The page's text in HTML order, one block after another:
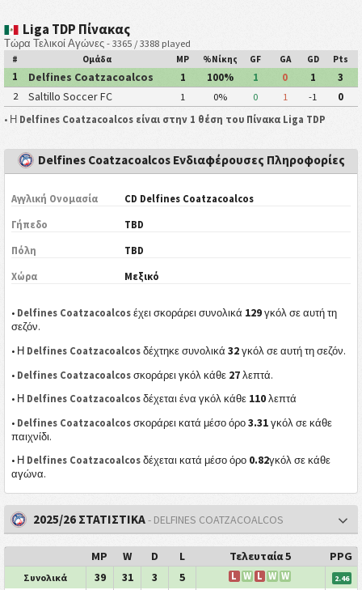
Liga TDP Πίνακας
Τώρα Τελικοί Αγώνες - 3365 / 3388 played
# Ομάδα MP %Νίκης GF GA GD Pts
1 Delfines Coatzacoalcos 1 100% 1 0 1
3
2
Saltillo Soccer FC 1 0% 0 1 -1
0
• Η Delfines Coatzacoalcos είναι στην 1 θέση του Πίνακα Liga TDP
Delfines Coatzacoalcos Ενδιαφέρουσες Πληροφορίες
Αγγλική Ονομασία CD Delfines Coatzacoalcos
Γήπεδο TBD
Πόλη TBD
Χώρα Μεξικό
• Delfines Coatzacoalcos έχει σκοράρει συνολικά 129 γκόλ σε αυτή τη
σεζόν.
• Η Delfines Coatzacoalcos δέχτηκε συνολικά32 γκόλ σε αυτή τη σεζόν.
• Delfines Coatzacoalcos σκοράρει γκόλ κάθε 27 λεπτά.
• Η Delfines Coatzacoalcos δέχεται ένα γκόλ κάθε 110 λεπτά
• Delfines Coatzacoalcos σκοράρει κατά μέσο όρο3.31 γκόλ σε κάθε
παιχνίδι.
• Η Delfines Coatzacoalcos δέχεται κατά μέσο όρο 0.82γκόλ σε κάθε
αγώνα.
2025/26 ΣΤΑΤΙΣΤΙΚΑ- DELFINES COATZACOALCOS
MP W D L Τελευταία 5 PPG
Συνολικά 39 31 3 5 L W L W W 2.46